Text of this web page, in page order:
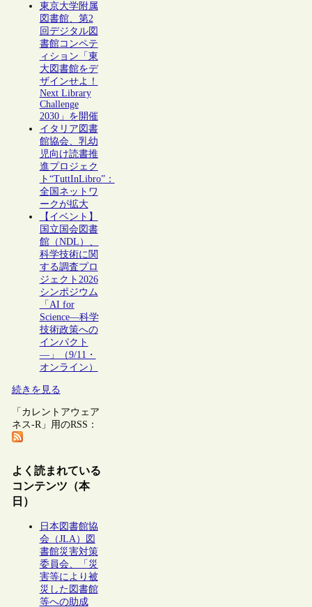
東京大学附属
図書館、第2
回デジタル図
書館コンペテ
ィション「東
大図書館をデ
ザインせよ！
Next Library
Challenge
2030」を開催
イタリア図書
館協会、乳幼
児向け読書推
進プロジェク
ト“TuttInLibro”：
全国ネットワ
ークが拡大
【イベント】
国立国会図書
館（NDL）、
科学技術に関
する調査プロ
ジェクト2026
シンポジウム
「AI for
Science―科学
技術政策への
インパクト
―」（9/11・
オンライン）
続きを見る
「カレントアウェア
ネス-R」用のRSS：
よく読まれている
コンテンツ（本
日）
日本図書館協
会（JLA）図
書館災害対策
委員会、「災
害等により被
災した図書館
等への助成